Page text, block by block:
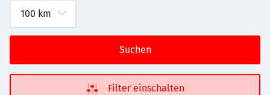
Suchen
Filter einschalten